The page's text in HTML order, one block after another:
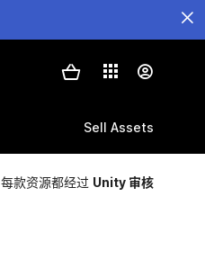
Sell Assets
每款资源都经过 Unity 审核